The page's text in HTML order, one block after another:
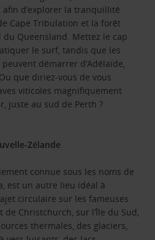
d’explorer la tranquillité
Cape Tribulation et la forêt
du Queensland. Mettez le cap
le surf, tandis que les
démarrer d’Adélaïde,
que diriez-vous de vous
viticoles magnifiquement
juste au sud de Perth ?
Zélande
connue sous les noms de
est un autre lieu idéal à
circulaire sur les fameuses
Christchurch, sur l’Île du Sud,
thermales, des glaciers,